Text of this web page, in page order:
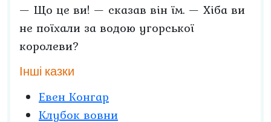
— Що це ви! — сказав він їм. — Хіба ви
не поїхали за водою угорської
королеви?
Інші казки
Евен Конгар
Клубок вовни